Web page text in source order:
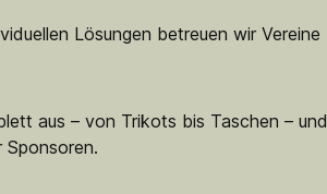
Lösungen betreuen wir Vereine
aus – von Trikots bis Taschen – und